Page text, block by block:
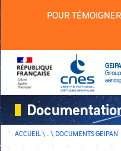
POUR
ACCUEIL \ .. \ DOCUMENTS GEIPAN